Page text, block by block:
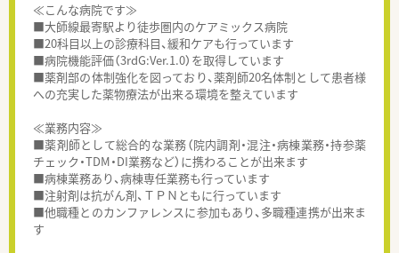
≪こんな病院です≫
■大師線最寄駅より徒歩圏内のケアミックス病院
■20科目以上の診療科目、緩和ケアも行っています
■病院機能評価（3rdG:Ver.1.0）を取得しています
■薬剤部の体制強化を図っており、薬剤師20名体制として患者様
への充実した薬物療法が出来る環境を整えています
≪業務内容≫
■薬剤師として総合的な業務（院内調剤・混注・病棟業務・持参薬
チェック・TDM・DI業務など）に携わることが出来ます
■病棟業務あり、病棟専任業務も行っています
■注射剤は抗がん剤、ＴＰＮともに行っています
■他職種とのカンファレンスに参加もあり、多職種連携が出来ま
す